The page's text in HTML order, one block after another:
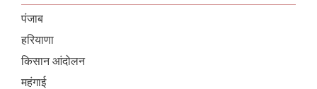
पंजाब
हरियाणा
किसान आंदोलन
महंगाई